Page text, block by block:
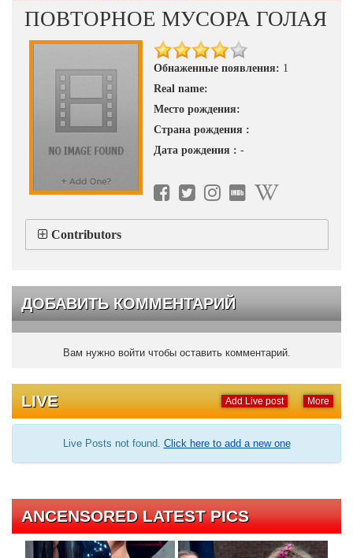
ПОВТОРНОЕ МУСОРА ГОЛАЯ
Обнаженные появления: 1
Real name:
Место рождения:
Страна рождения :
Дата рождения : -
Contributors
ДОБАВИТЬ КОММЕНТАРИЙ
Вам нужно войти чтобы оставить комментарий.
More
Add Live post
LIVE
Live Posts not found. Click here to add a new one
ANCENSORED LATEST PICS